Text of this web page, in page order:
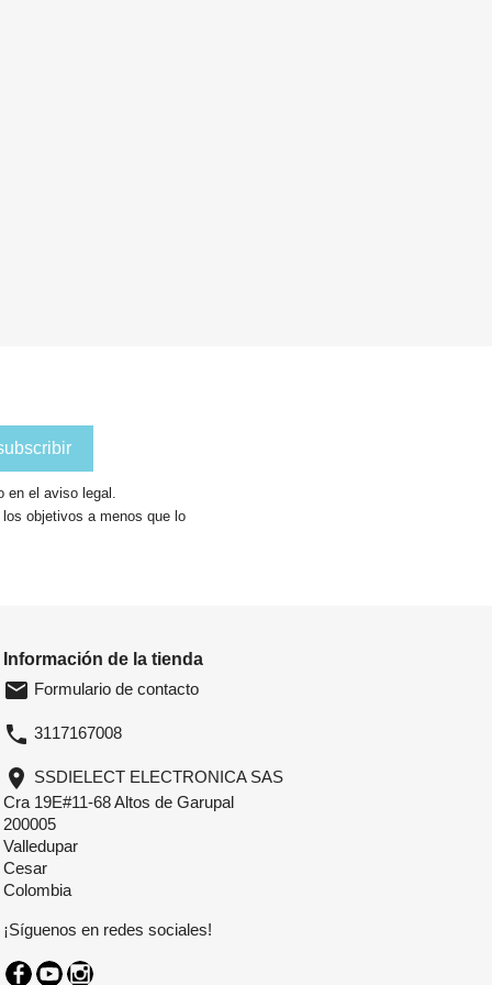
el aviso legal.
objetivos a menos que lo
Información de la tienda
email Formulario de contacto
phone 3117167008
location_on SSDIELECT ELECTRONICA SAS
Cra 19E#11-68 Altos de Garupal
200005
Valledupar
Cesar
Colombia
¡Síguenos en redes sociales!
Facebook
YouTubeInstagram